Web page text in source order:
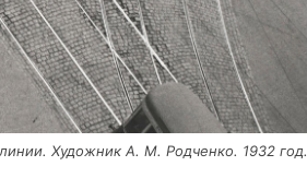
Худож­ник А. М. Род­чен­ко. 1932 год.